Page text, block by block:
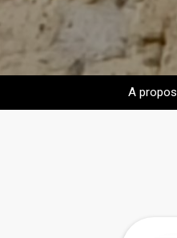
A propos